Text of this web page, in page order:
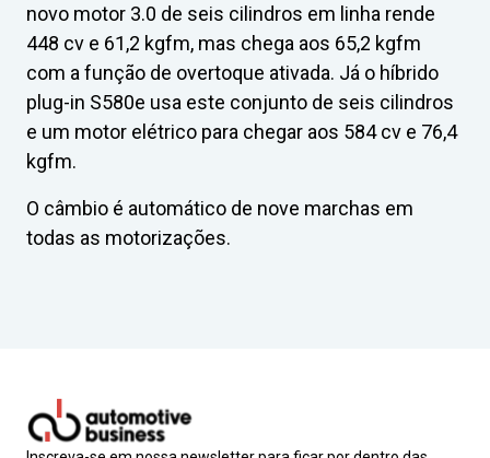
novo motor 3.0 de seis cilindros em linha rende
448 cv e 61,2 kgfm, mas chega aos 65,2 kgfm
com a função de overtoque ativada. Já o híbrido
plug-in S580e usa este conjunto de seis cilindros
e um motor elétrico para chegar aos 584 cv e 76,4
kgfm.
O câmbio é automático de nove marchas em
todas as motorizações.